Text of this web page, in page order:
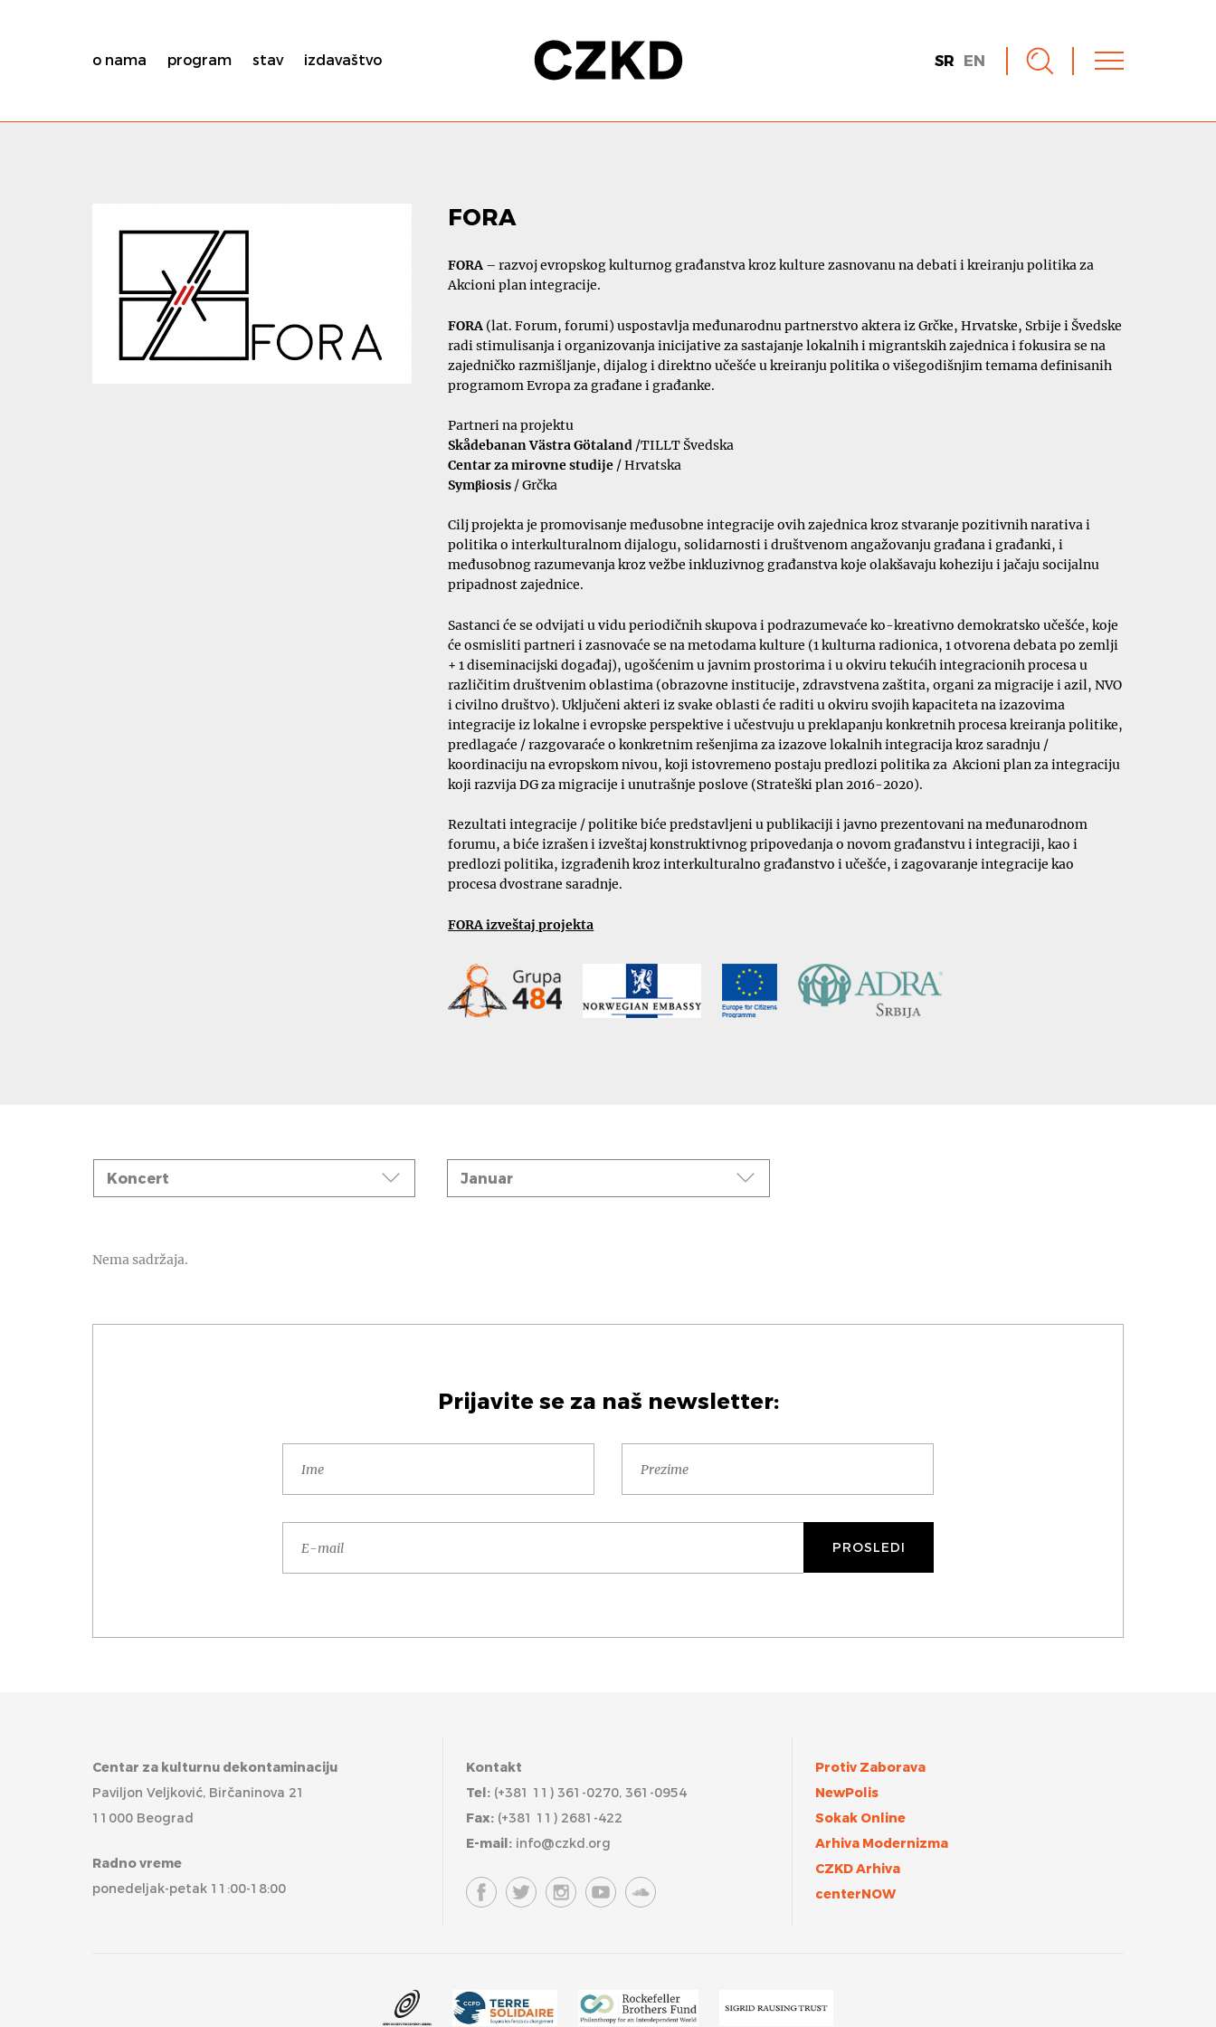
o nama program stav izdavaštvo SR EN
FORA
FORA – razvoj evropskog kulturnog građanstva kroz kulture zasnovanu na debati i kreiranju politika za
Akcioni plan integracije.
FORA (lat. Forum, forumi) uspostavlja međunarodnu partnerstvo aktera iz Grčke, Hrvatske, Srbije i Švedske
radi stimulisanja i organizovanja inicijative za sastajanje lokalnih i migrantskih zajednica i fokusira se na
zajedničko razmišljanje, dijalog i direktno učešće u kreiranju politika o višegodišnjim temama definisanih
programom Evropa za građane i građanke.
Partneri na projektu
Skådebanan Västra Götaland /TILLT Švedska
Centar za mirovne studije / Hrvatska
Symβiosis / Grčka
Cilj projekta je promovisanje međusobne integracije ovih zajednica kroz stvaranje pozitivnih narativa i
politika o interkulturalnom dijalogu, solidarnosti i društvenom angažovanju građana i građanki, i
međusobnog razumevanja kroz vežbe inkluzivnog građanstva koje olakšavaju koheziju i jačaju socijalnu
pripadnost zajednice.
Sastanci će se odvijati u vidu periodičnih skupova i podrazumevaće ko-kreativno demokratsko učešće, koje
će osmisliti partneri i zasnovaće se na metodama kulture (1 kulturna radionica, 1 otvorena debata po zemlji
+ 1 diseminacijski događaj), ugošćenim u javnim prostorima i u okviru tekućih integracionih procesa u
različitim društvenim oblastima (obrazovne institucije, zdravstvena zaštita, organi za migracije i azil, NVO
i civilno društvo). Uključeni akteri iz svake oblasti će raditi u okviru svojih kapaciteta na izazovima
integracije iz lokalne i evropske perspektive i učestvuju u preklapanju konkretnih procesa kreiranja politike,
predlagaće / razgovaraće o konkretnim rešenjima za izazove lokalnih integracija kroz saradnju /
koordinaciju na evropskom nivou, koji istovremeno postaju predlozi politika za Akcioni plan za integraciju
koji razvija DG za migracije i unutrašnje poslove (Strateški plan 2016-2020).
Rezultati integracije / politike biće predstavljeni u publikaciji i javno prezentovani na međunarodnom
forumu, a biće izrašen i izveštaj konstruktivnog pripovedanja o novom građanstvu i integraciji, kao i
predlozi politika, izgrađenih kroz interkulturalno građanstvo i učešće, i zagovaranje integracije kao
procesa dvostrane saradnje.
FORA izveštaj projekta
Događaji
Koncert Mesec
Januar
Nema sadržaja.
Prijavite se za naš newsletter:
Centar za kulturnu dekontaminaciju
Paviljon Veljković, Birčaninova 21
11000 Beograd
Radno vreme
ponedeljak-petak 11:00-18:00
Kontakt
Tel:(+381 11) 361-0270, 361-0954
Fax:(+381 11) 2681-422
E-mail: info@czkd.org
Protiv Zaborava
NewPolis
Sokak Online
Arhiva Modernizma
CZKD Arhiva
centerNOW